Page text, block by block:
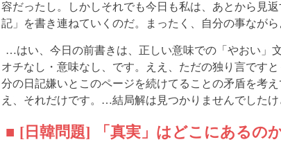
容だったし。しかしそれでも今日も私は、あとから見
記」を書き連ねていくのだ。まったく、自分の事ながら
…はい、今日の前書きは、正しい意味での「やおい」
オチなし・意味なし、です。ええ、ただの独り言です
分の日記嫌いとこのページを続けてることの矛盾を考
え、それだけです。…結局解は見つかりませんでしたけ
■ [日韓問題] 「真実」はどこにあるの